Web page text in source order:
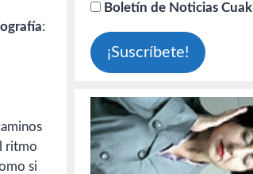
:
ritmo
si
Boletín de Noticias Cuak